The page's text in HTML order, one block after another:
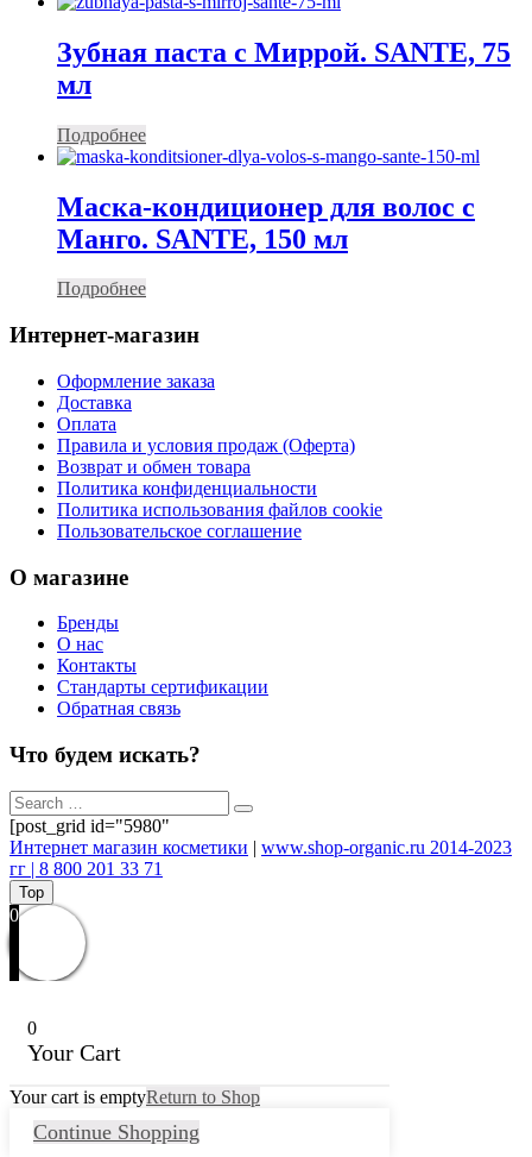
Зубная паста с Миррой. SANTE, 75
мл
Подробнее
Маска-кондиционер для волос с
Манго. SANTE, 150 мл
Подробнее
Интернет-магазин
Оформление заказа
Доставка
Оплата
Правила и условия продаж (Оферта)
Возврат и обмен товара
Политика конфиденциальности
Политика использования файлов cookie
Пользовательское соглашение
О магазине
Бренды
О нас
Контакты
Стандарты сертификации
Обратная связь
Что будем искать?
[post_grid id="5980"
Интернет магазин косметики | www.shop-organic.ru 2014-2023
гг | 8 800 201 33 71
Top
0
0
Your Cart
Your cart is emptyReturn to Shop
Continue Shopping